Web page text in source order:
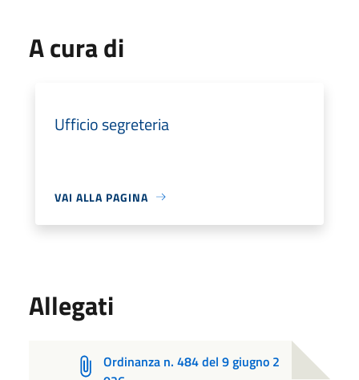
A cura di
Ufficio segreteria
VAI ALLA PAGINA
Allegati
Ordinanza n. 484 del 9 giugno 2